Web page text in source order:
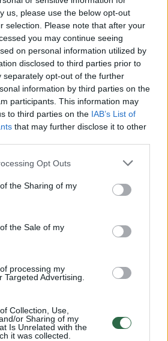
us, please use the below opt-out
selection. Please note that after your
you may continue seeing
on personal information utilized by
disclosed to third parties prior to
separately opt-out of the further
information by third parties on the
participants. This information may
to third parties on the IAB’s List of
that may further disclose it to other
Opt Outs
the Sharing of my
the Sale of my
processing my
Targeted Advertising.
Collection, Use,
or Sharing of my
Is Unrelated with the
it was collected.
graikų metraštininkų
Menesas 2 tūkst. 540 m.
šoko, sukelto
O 1 tūkst. 600 m. pr. Kr.
dokumente
bronchinės astmos
rimtai susidomėjo
Hipokratas. Jis V
keistus odos bėrimus ir
po tam tikrų maisto
Romėnų gydytojas
pats to nežinodamas,
stebėdamas, kaip jo
kvapo uostymo ėmė